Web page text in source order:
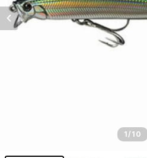
1/10